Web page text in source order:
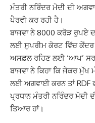
ਮੰਤਰੀ ਨਰਿੰਦਰ ਮੋਦੀ ਦੀ
ਪੈਰਵੀ ਕਰ ਰਹੀ ਹੈ।
ਬਾਜਵਾ ਨੇ 8000 ਕਰੋੜ ਰੁਪਏ
ਲਈ ਸੁਪਰੀਮ ਕੋਰਟ ਵਿੱਚ ਕੇਂਦਰ
ਅਸਫ਼ਲ ਰਹਿਣ ਲਈ ‘ਆਪ’
ਬਾਜਵਾ ਨੇ ਕਿਹਾ ਕਿ ਜੇਕਰ ਮੁੱਖ
ਲਈ ਅਗਵਾਈ ਕਰਨ ਤਾਂ RDF
ਪ੍ਰਧਾਨ ਮੰਤਰੀ ਨਰਿੰਦਰ ਮੋਦੀ
ਤਿਆਰ ਹਾਂ।